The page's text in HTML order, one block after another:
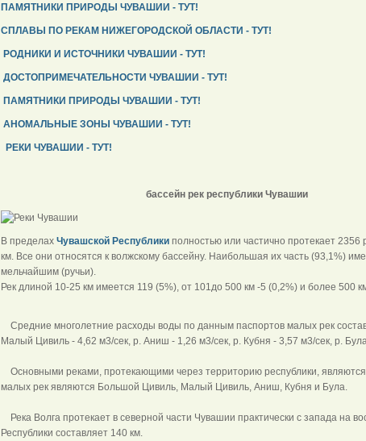
ПАМЯТНИКИ ПРИРОДЫ ЧУВАШИИ - ТУТ!
СПЛАВЫ ПО РЕКАМ НИЖЕГОРОДСКОЙ ОБЛАСТИ - ТУТ!
РОДНИКИ И ИСТОЧНИКИ ЧУВАШИИ - ТУТ!
ДОСТОПРИМЕЧАТЕЛЬНОСТИ ЧУВАШИИ - ТУТ!
ПАМЯТНИКИ ПРИРОДЫ ЧУВАШИИ - ТУТ!
АНОМАЛЬНЫЕ ЗОНЫ ЧУВАШИИ - ТУТ!
РЕКИ ЧУВАШИИ - ТУТ!
бассейн рек республики Чувашии
В пределах Чувашской Республикиполностью или частично протекает
км. Все они относятся к волжскому бассейну. Наибольшая их часть (93,1%)
мельчайшим (ручьи).
Рек длиной 10-25 км имеется 119 (5%), от 101до 500 км -5 (0,2%) и более 500
Средние многолетние расходы воды по данным паспортов малых рек
Малый Цивиль - 4,62 м3/сек, р. Аниш - 1,26 м3/сек, р. Кубня - 3,57 м3/сек, р.
Основными реками, протекающими через территорию республики,
малых рек являются Большой Цивиль, Малый Цивиль, Аниш, Кубня и Була.
Река Волга протекает в северной части Чувашии практически с запада на
Республики составляет 140 км.